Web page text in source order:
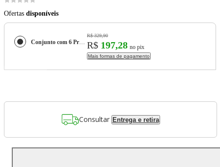
Ofertas disponíveis
Conjunto com 6 Pratos de Sobremesa Linhas Echo Ø21,5cm
R$ 329,90
R$ 197,28 no pix
Mais formas de pagamento
Consultar Entrega e retira